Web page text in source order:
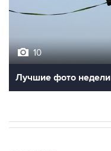
Лучшие фото недели